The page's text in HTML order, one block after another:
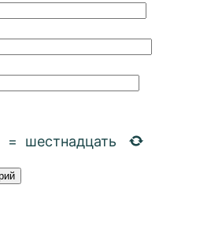
= шестнадцать